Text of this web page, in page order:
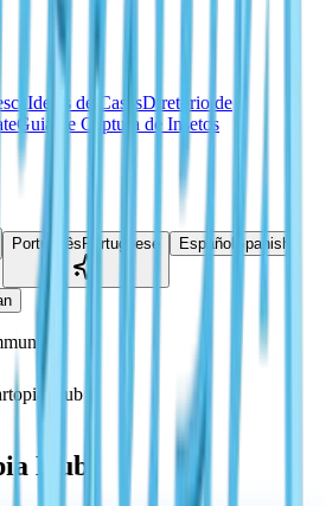
Ideias de CasasDiretório de
Guia de Captura de Insetos
Português Portuguese Español Spanish
Hub
Hub